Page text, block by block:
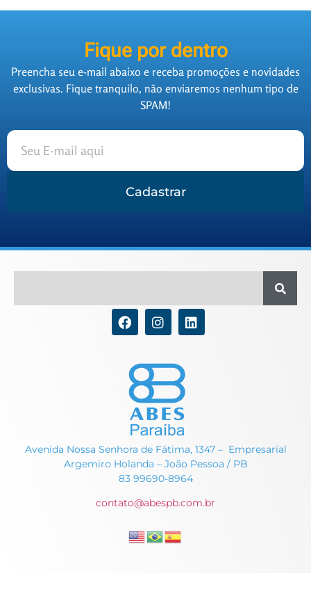
Fique por dentro
Preencha seu e-mail abaixo e receba promoções e novidades
exclusivas. Fique tranquilo, não enviaremos nenhum tipo de
SPAM!
Cadastrar
Avenida Nossa Senhora de Fátima, 1347 – Empresarial
Argemiro Holanda – João Pessoa / PB
83 99690-8964
contato@abespb.com.br